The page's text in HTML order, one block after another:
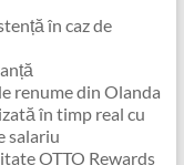
în caz de
renume din Olanda
în timp real cu
salariu
OTTO Rewards